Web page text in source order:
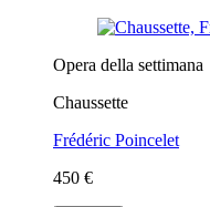
Opera della settimana
Chaussette
Frédéric Poincelet
450 €